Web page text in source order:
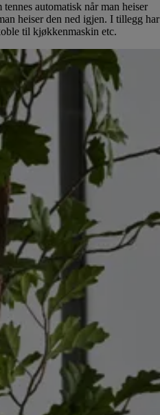
automatisk når man heiser
heiser den ned igjen. I tillegg har
til kjøkkenmaskin etc.